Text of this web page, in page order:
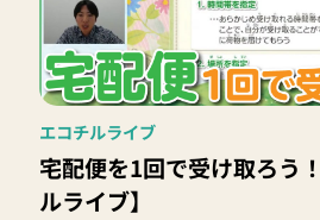
エコチルライブ
宅配便を1回で受け取ろう
ルライブ】